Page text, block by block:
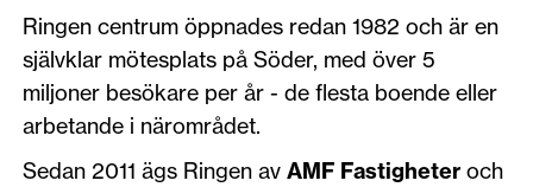
Ringen centrum öppnades redan 1982 och är en
självklar mötesplats på Söder, med över 5
miljoner besökare per år - de flesta boende eller
arbetande i närområdet.
Sedan 2011 ägs Ringen avAMF Fastigheter och